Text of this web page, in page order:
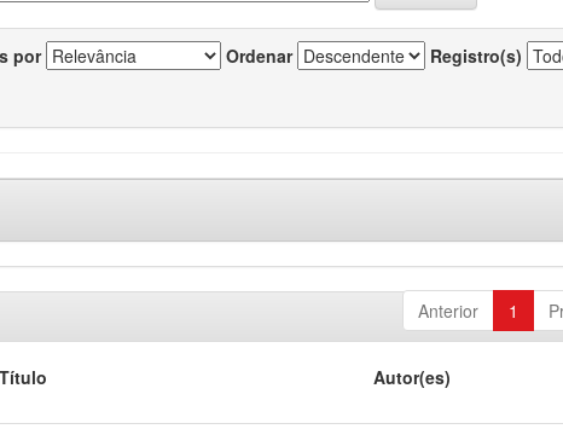
por Ordenar Registro(s)
Anterior 1
Título Autor(es)